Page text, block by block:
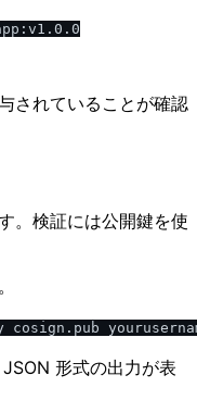
されていることが確認
。検証には公開鍵を使
形式の出力が表